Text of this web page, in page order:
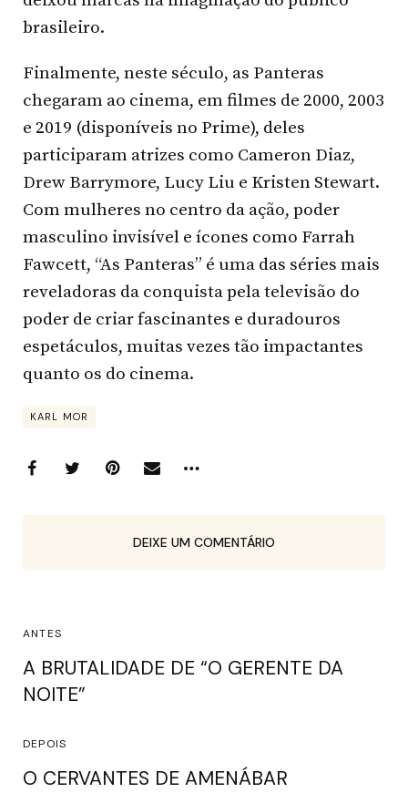
brasileiro.
Finalmente, neste século, as Panteras
chegaram ao cinema, em filmes de 2000, 2003
e 2019 (disponíveis no Prime), deles
participaram atrizes como Cameron Diaz,
Drew Barrymore, Lucy Liu e Kristen Stewart.
Com mulheres no centro da ação, poder
masculino invisível e ícones como Farrah
Fawcett, “As Panteras” é uma das séries mais
reveladoras da conquista pela televisão do
poder de criar fascinantes e duradouros
espetáculos, muitas vezes tão impactantes
quanto os do cinema.
KARL MOR
DEIXE UM COMENTÁRIO
ANTES
A BRUTALIDADE DE “O GERENTE DA
NOITE”
DEPOIS
O CERVANTES DE AMENÁBAR